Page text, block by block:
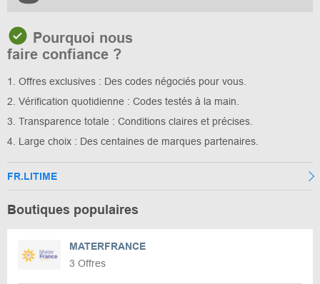
Pourquoi nous
faire confiance ?
1. Offres exclusives : Des codes négociés pour vous.
2. Vérification quotidienne : Codes testés à la main.
3. Transparence totale : Conditions claires et précises.
4. Large choix : Des centaines de marques partenaires.
FR.LITIME
Boutiques populaires
MATERFRANCE
3 Offres